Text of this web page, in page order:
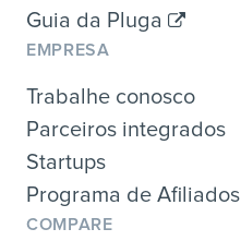
Guia da Pluga
EMPRESA
Trabalhe conosco
Parceiros integrados
Startups
Programa de Afiliados
COMPARE